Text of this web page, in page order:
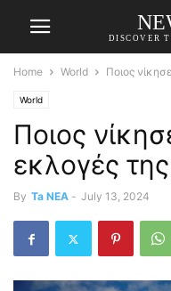
DISCOVER
Home World Ποιος
World
Ποιος
εκλογές
By Ta NEA - July 13, 2024